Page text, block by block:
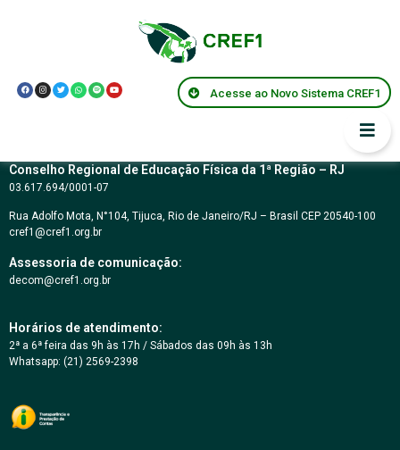
Acesse ao Novo Sistema CREF1
CARTA CONVITE Nº
01/2018
Conselho Regional de Educação Física da 1ª Região – RJ
03.617.694/0001-07
Rua Adolfo Mota, N°104, Tijuca, Rio de Janeiro/RJ – Brasil CEP 20540-100
cref1@cref1.org.br
Assessoria de comunicação:
decom@cref1.org.br
Horários de atendimento:
2ª a 6ª feira das 9h às 17h / Sábados das 09h às 13h
Whatsapp: (21) 2569-2398